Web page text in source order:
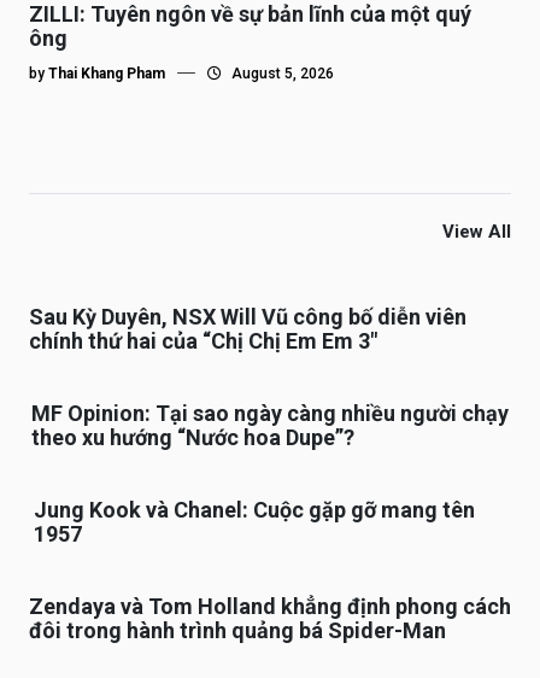
ZILLI: Tuyên ngôn về sự bản lĩnh của một quý
ông
by Thai Khang Pham August 5, 2026
View All
Sau Kỳ Duyên, NSX Will Vũ công bố diễn viên
chính thứ hai của “Chị Chị Em Em 3″
MF Opinion: Tại sao ngày càng nhiều người chạy
theo xu hướng “Nước hoa Dupe”?
Jung Kook và Chanel: Cuộc gặp gỡ mang tên
1957
Zendaya và Tom Holland khẳng định phong cách
đôi trong hành trình quảng bá Spider-Man